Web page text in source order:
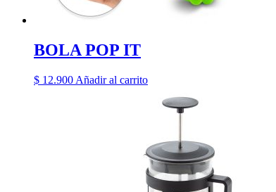
BOLA POP IT
$ 12.900 Añadir al carrito